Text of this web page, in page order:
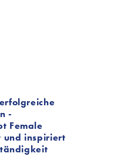
-
Female
und inspiriert